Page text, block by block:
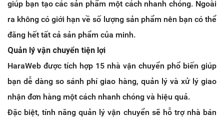
giúp bạn tạo các sản phẩm một cách nhanh chóng. Ngoài
ra không có giới hạn về số lượng sản phẩm nên bạn có thể
đăng hết tất cả sản phẩm của minh.
Quản lý vận chuyển tiện lợi
HaraWeb được tích hợp 15 nhà vận chuyển phổ biến giúp
bạn dễ dàng so sánh phí giao hàng, quản lý và xử lý giao
nhận đơn hàng một cách nhanh chóng và hiệu quả.
Đặc biệt, tính năng quản lý vận chuyển sẽ hỗ trợ nhà bán